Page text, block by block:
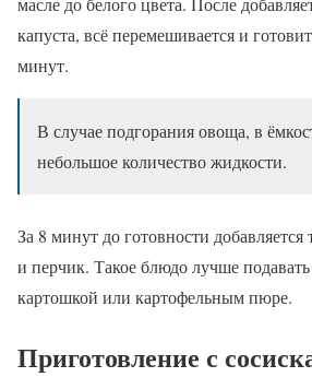
капуста, всё перемешивается и
минут.
В случае подгорания овоща, в
небольшое количество жидкости.
За 8 минут до готовности добавляется
и перчик. Такое блюдо лучше
картошкой или картофельным пюре.
Приготовление с